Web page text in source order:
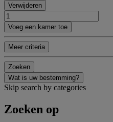
Verwijderen
Voeg een kamer toe
Meer criteria
Zoeken
Wat is uw bestemming?
Skip search by categories
Zoeken op